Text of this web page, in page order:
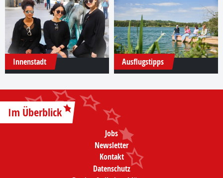
Innenstadt Ausflugstipps
Im Überblick
Jobs
Newsletter
Kontakt
Datenschutz